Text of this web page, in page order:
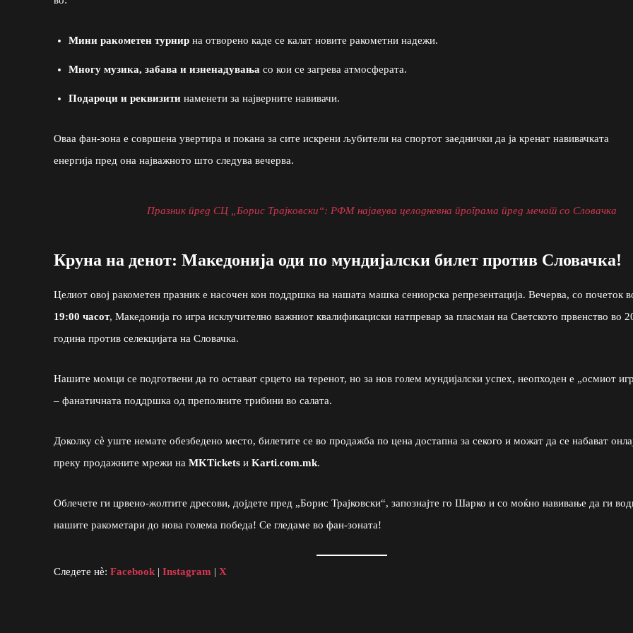
Мини ракометен турнир на отворено каде се калат новите ракометни надежи.
Многу музика, забава и изненадувања со кои се загрева атмосферата.
Подароци и реквизити наменети за најверните навивачи.
Оваа фан-зона е совршена увертира и покана за сите искрени љубители на спортот заеднички да ја кренат навивачката
енергија пред она најважното што следува вечерва.
Празник пред СЦ „Борис Трајковски“: РФМ најавува целодневна програма пред мечот со Словачка
Круна на денот: Македонија оди по мундијалски билет против Словачка!
Целиот овој ракометен празник е насочен кон поддршка на нашата машка сениорска репрезентација. Вечерва, со почеток
19:00 часот, Македонија го игра исклучително важниот квалификациски натпревар за пласман на Светското првенство во
година против селекцијата на Словачка.
Нашите момци се подготвени да го остават срцето на теренот, но за нов голем мундијалски успех, неопходен е „осмиот
– фанатичната поддршка од преполните трибини во салата.
Доколку сè уште немате обезбедено место, билетите се во продажба по цена достапна за секого и можат да се набават
преку продажните мрежи на MKTickets и Karti.com.mk.
Облечете ги црвено-жолтите дресови, дојдете пред „Борис Трајковски“, запознајте го Шарко и со моќно навивање да ги
нашите ракометари до нова голема победа! Се гледаме во фан-зоната!
Следете нè: Facebook| Instagram | X